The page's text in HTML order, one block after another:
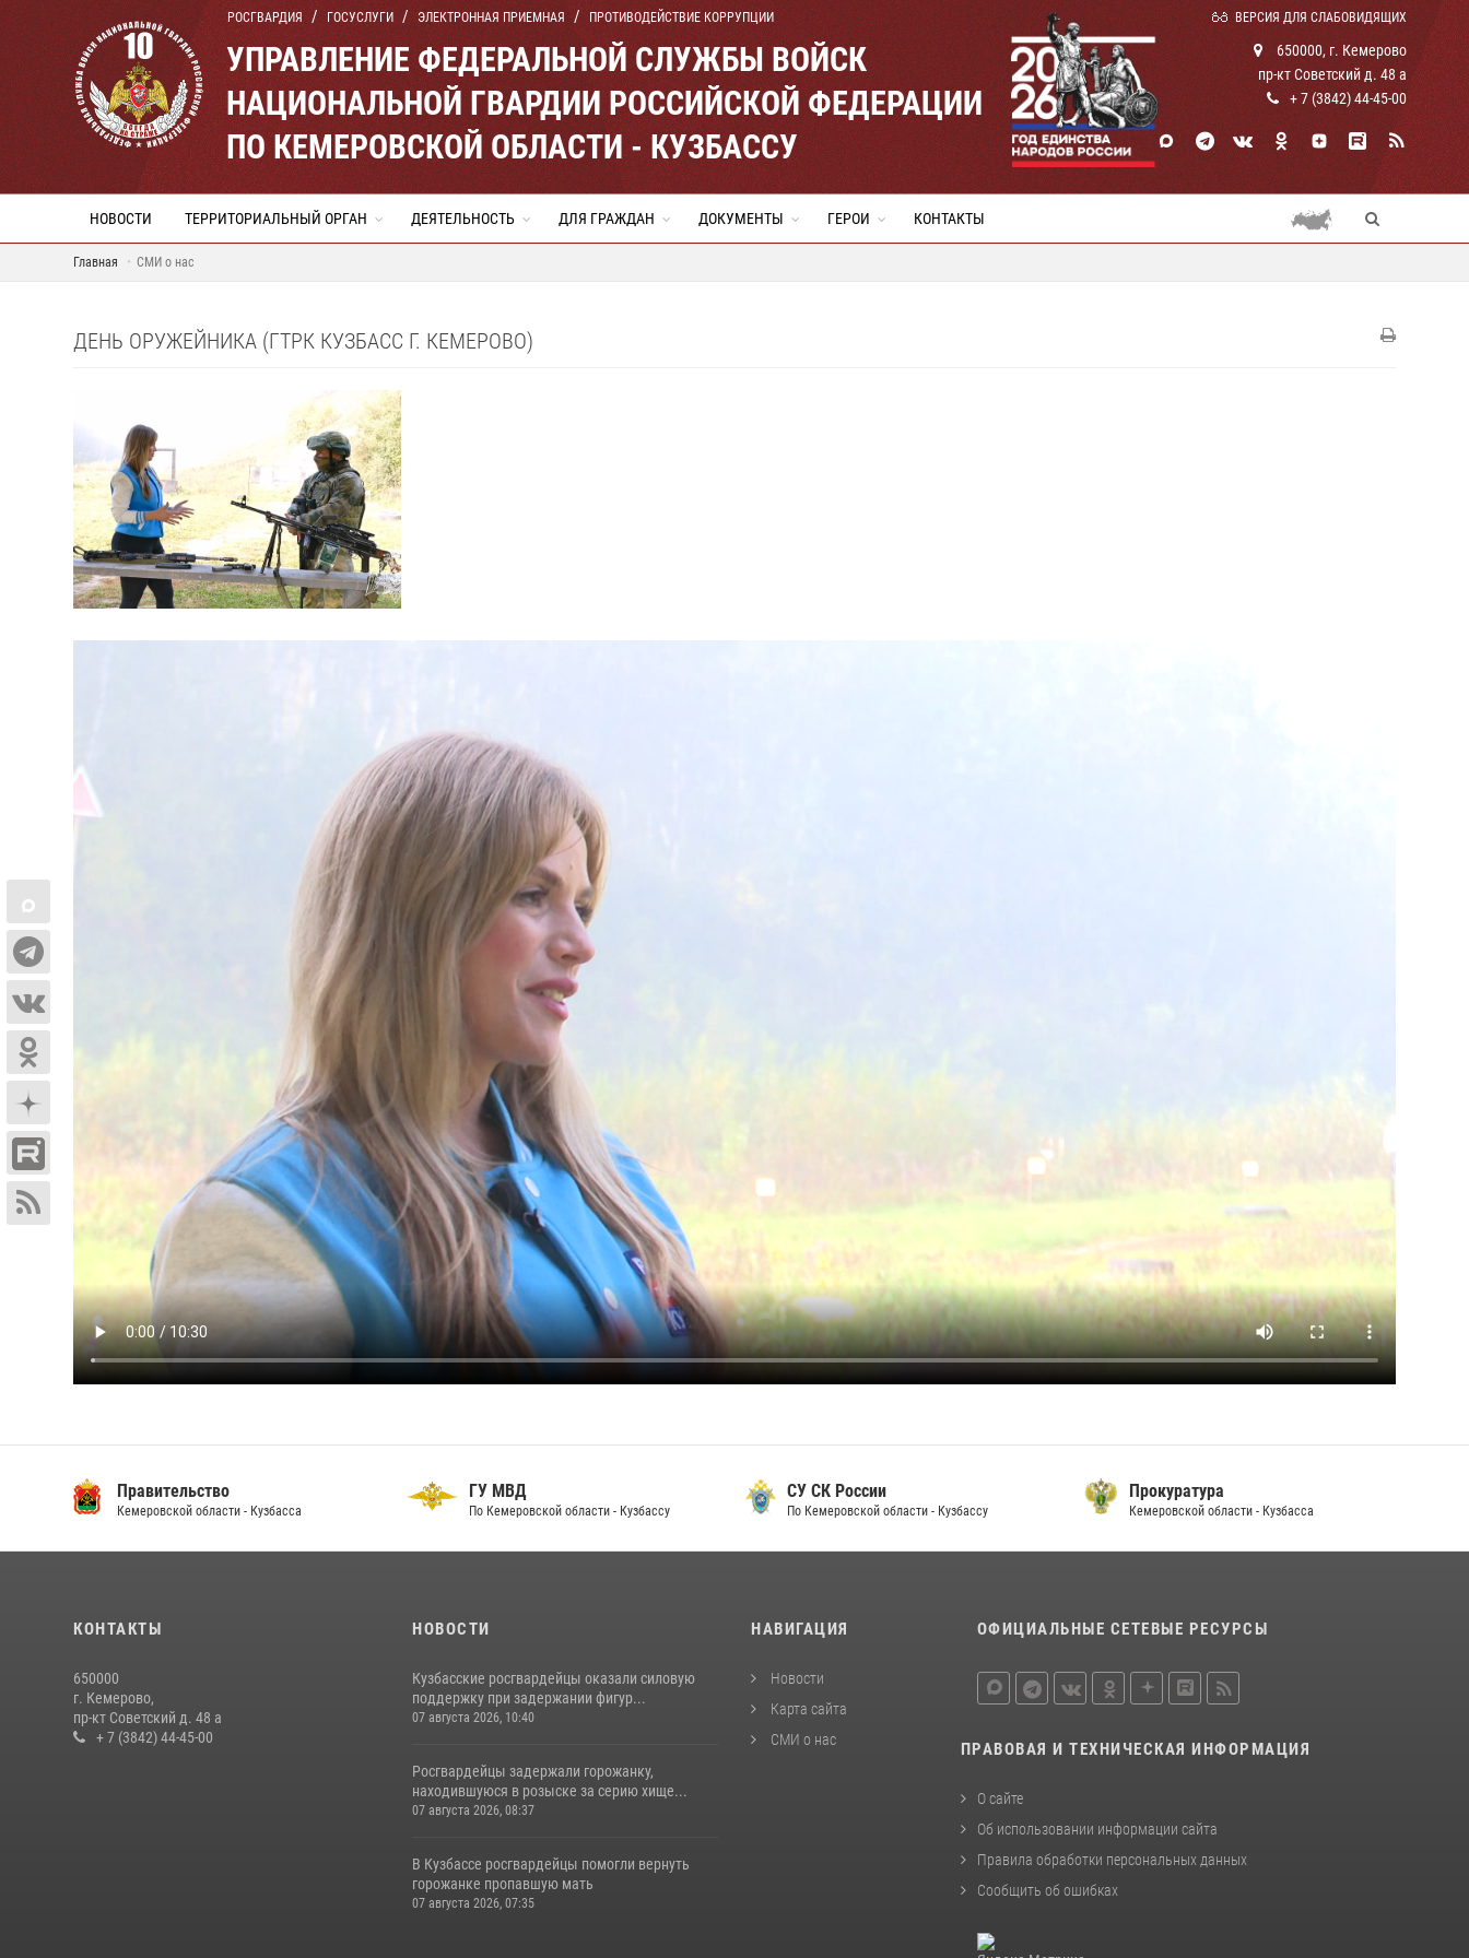
РОСГВАРДИЯ ГОСУСЛУГИ ЭЛЕКТРОННАЯ ПРИЕМНАЯ ПРОТИВОДЕЙСТВИЕ КОРРУПЦИИ ВЕРСИЯ ДЛЯ СЛАБОВИДЯЩИХ
УПРАВЛЕНИЕ ФЕДЕРАЛЬНОЙ СЛУЖБЫ ВОЙСК
НАЦИОНАЛЬНОЙ ГВАРДИИ РОССИЙСКОЙ ФЕДЕРАЦИИ
ПО КЕМЕРОВСКОЙ ОБЛАСТИ - КУЗБАССУ
650000, г. Кемерово
пр-кт Советский д. 48 а
+ 7 (3842) 44-45-00
НОВОСТИ ТЕРРИТОРИАЛЬНЫЙ ОРГАН ДЕЯТЕЛЬНОСТЬ ДЛЯ ГРАЖДАН ДОКУМЕНТЫ ГЕРОИ КОНТАКТЫ
Главная СМИ о нас
ДЕНЬ ОРУЖЕЙНИКА (ГТРК КУЗБАСС Г. КЕМЕРОВО)
Правительство
Кемеровской области - Кузбасса
ГУ МВД
По Кемеровской области - Кузбассу
СУ СК России
По Кемеровской области - Кузбассу
Прокуратура
Кемеровской области - Кузбасса
КОНТАКТЫ
650000
г. Кемерово,
пр-кт Советский д. 48 а
+ 7 (3842) 44-45-00
НОВОСТИ
Кузбасские росгвардейцы оказали силовую
поддержку при задержании фигур...
07 августа 2026, 10:40
Росгвардейцы задержали горожанку,
находившуюся в розыске за серию хище...
07 августа 2026, 08:37
В Кузбассе росгвардейцы помогли вернуть
горожанке пропавшую мать
07 августа 2026, 07:35
НАВИГАЦИЯ
Новости
Карта сайта
СМИ о нас
ОФИЦИАЛЬНЫЕ СЕТЕВЫЕ РЕСУРСЫ
ПРАВОВАЯ И ТЕХНИЧЕСКАЯ ИНФОРМАЦИЯ
О сайте
Об использовании информации сайта
Правила обработки персональных данных
Сообщить об ошибках